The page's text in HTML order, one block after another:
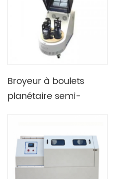
Broyeur à boulets
planétaire semi-
le mélange de
produits secs et
humides